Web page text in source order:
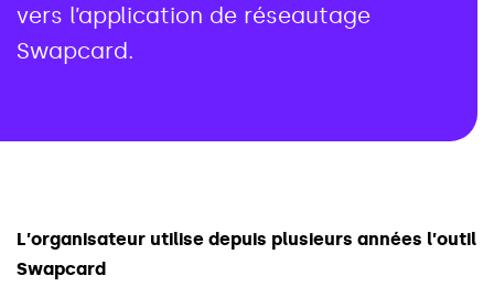
vers l’application de réseautage
Swapcard.
L’organisateur utilise depuis plusieurs années l’outil
Swapcard